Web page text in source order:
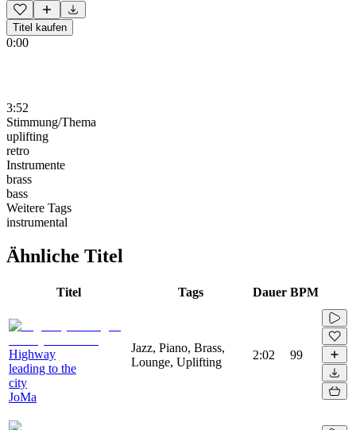
Titel kaufen
0:00
3:52
Stimmung/Thema
uplifting
retro
Instrumente
brass
bass
Weitere Tags
instrumental
Ähnliche Titel
Titel Tags Dauer BPM
Highway
leading to the
city
JoMa
Jazz, Piano, Brass,
Lounge, Uplifting
2:02 99